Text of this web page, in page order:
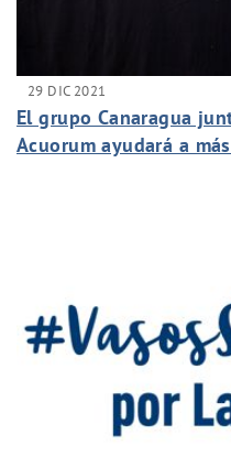
29 DIC 2021
El grupo Canaragua
Acuorum ayudará a